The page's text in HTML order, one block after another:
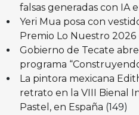
falsas generadas con IA
Yeri Mua posa con
Premio Lo Nuestro 2026
Gobierno de Tecate
programa
La pintora mexicana
retrato en la VIII Bienal
Pastel, en España (149)